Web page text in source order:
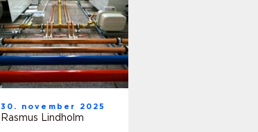
30. november 2025
Rasmus Lindholm